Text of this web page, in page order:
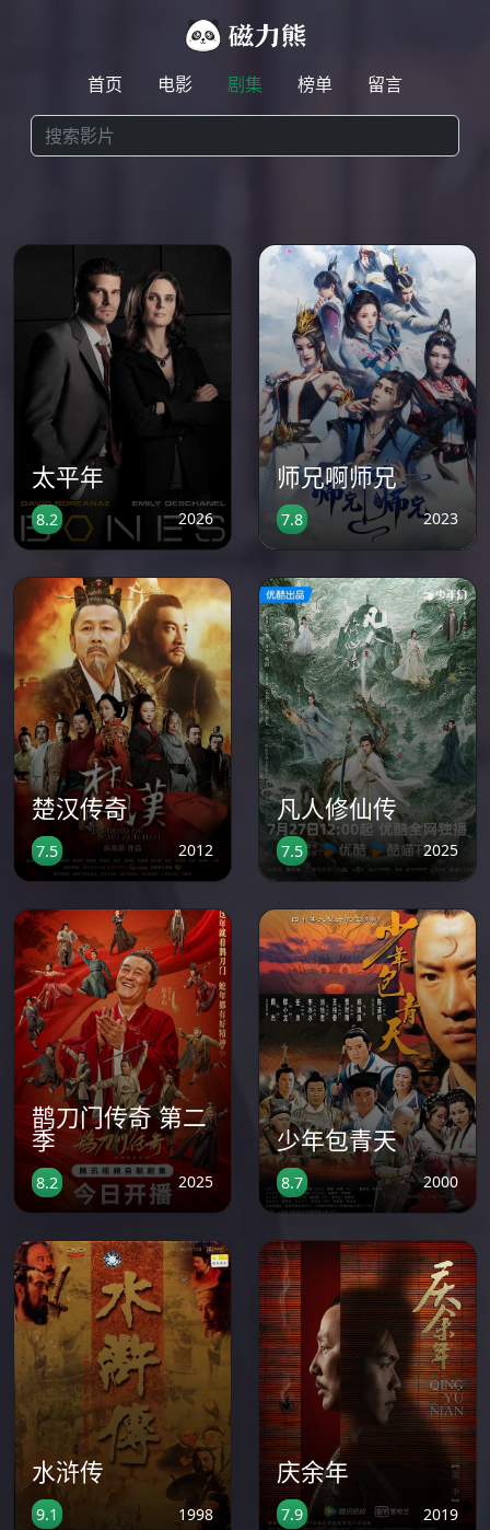
首页 电影 剧集 榜单 留言
太平年
8.2 2026
师兄啊师兄
7.8 2023
楚汉传奇
7.5 2012
凡人修仙传
7.5 2025
鹊刀门传奇 第二
季
8.2 2025
少年包青天
8.7 2000
水浒传
9.1 1998
庆余年
7.9 2019